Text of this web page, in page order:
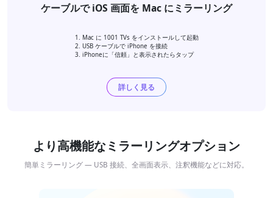
ケーブルで iOS 画面を Mac にミラーリング
Mac に 1001 TVs をインストールして起動
USB ケーブルで iPhone を接続
iPhoneに「信頼」と表示されたらタップ
詳しく見る
より高機能なミラーリングオプション
簡単ミラーリング — USB 接続、全画面表示、注釈機能などに対応。